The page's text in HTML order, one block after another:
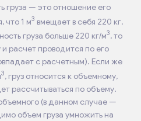
груза — это отношение его
что 1 м3 вмещает в себя 220 кг.
груза больше 220 кг/м3, то
расчет проводится по его
с расчетным). Если же
3, груз относится к объемному,
рассчитываться по объему.
(в данном случае —
объем груза умножить на